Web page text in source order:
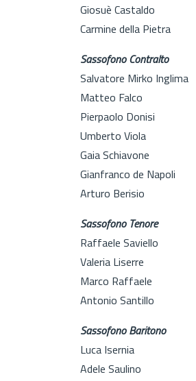
Giosuè Castaldo
Carmine della Pietra
Sassofono Contralto
Salvatore Mirko Inglima
Matteo Falco
Pierpaolo Donisi
Umberto Viola
Gaia Schiavone
Gianfranco de Napoli
Arturo Berisio
Sassofono Tenore
Raffaele Saviello
Valeria Liserre
Marco Raffaele
Antonio Santillo
Sassofono Baritono
Luca Isernia
Adele Saulino